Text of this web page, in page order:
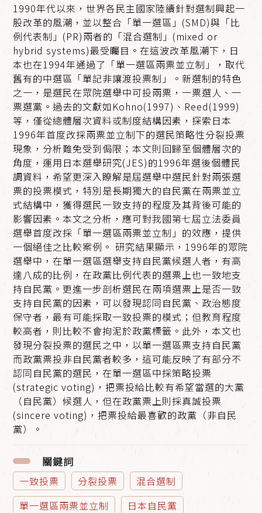
1990年代以來，世界各民主國家陸續針對選制興起一
股改革的風潮，並以整合「單一選區」(SMD)與「比
例代表制」(PR)兩者的「混合選制」(mixed or
hybrid systems)最受矚目。在這波改革風潮下，日
本也在1994年通過了「單一選區兩票並立制」，取代
舊有的中選區「單記非讓渡投票制」。新選制的特色
之一，是選民在眾院選舉中可投兩票，一票選人、一
票選黨。過去的文獻如Kohno(1997)、Reed(1999)
等，僅從總體層次資料或制度結構因素，探索日本
1996年首度改採兩票並立制下的選民策略性分裂投票
現象，分析難免受到侷限；本文則回歸至個體層次的
角度，運用日本選舉研究(JES)的1996年選後個體民
調資料，希望更深入瞭解是屆選舉中選民針對兩張選
票的投票模式，特別是長期獨大的自民黨在兩票並立
式結構中，獲得選民一致支持的程度及其背後可能的
影響因素。本文之分析，應可對我國第七屆立法委員
選舉首度改採「單一選區兩票並立制」的效應，提供
一個絕佳之比較案例。 研究結果顯示，1996年的眾院
選舉中，在單一選區選舉支持自民黨候選人者，有高
達八成的比例，在政黨比例代表的選票上也一致地支
持自民黨。更進一步剖析選民在兩項選票上是否一致
支持自民黨的因素，可以發現認同自民黨、政治態度
保守者，最有可能採取一致投票的模式；但教育程度
較高者，則比較不會拘泥於政黨標籤。此外，本文也
發現分裂投票的選民之中，以單一選區票支持自民黨
而政黨票投非自民黨者較多，這可能反映了有部分不
認同自民黨的選民，在單一選區中採策略投票
(strategic voting)，把票投給比較有希望當選的大黨
（自民黨）候選人，但在政黨票上則採真誠投票
(sincere voting)，把票投給最喜歡的政黨（非自民
黨）。
關鍵詞
一致投票 分裂投票
混合選制
單一選區兩票並立制
日本自民黨